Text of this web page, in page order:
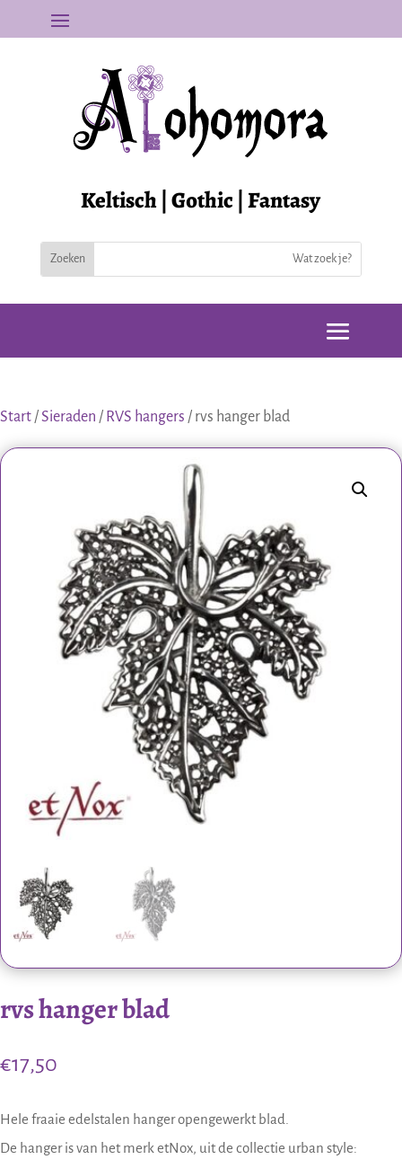
Keltisch | Gothic | Fantasy
Start /Sieraden / RVS hangers / rvs hanger blad
rvs hanger blad
€17,50
Hele fraaie edelstalen hanger opengewerkt blad.
De hanger is van het merk etNox, uit de collectie urban style: